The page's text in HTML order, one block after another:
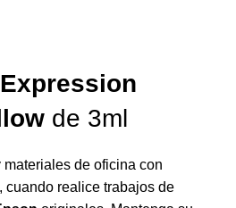
Expression
de 3ml
materiales de oficina con
cuando realice trabajos de